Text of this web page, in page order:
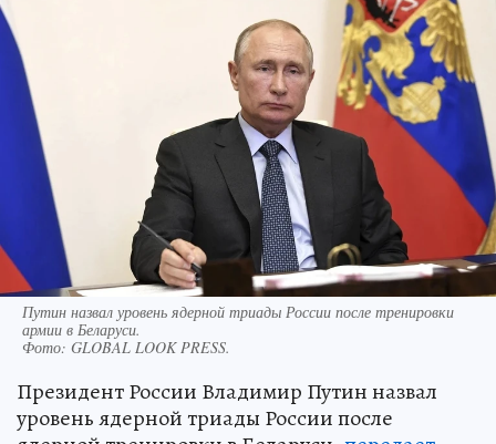
Путин назвал уровень ядерной триады России после тренировки
армии в Беларуси.
Фото: GLOBAL LOOK PRESS.
Президент России Владимир Путин назвал
уровень ядерной триады России после